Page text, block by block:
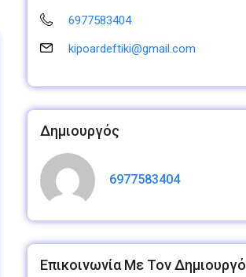
6977583404
kipoardeftiki@gmail.com
Δημιουργός
6977583404
Επικοινωνία Με Τον Δημιουργό